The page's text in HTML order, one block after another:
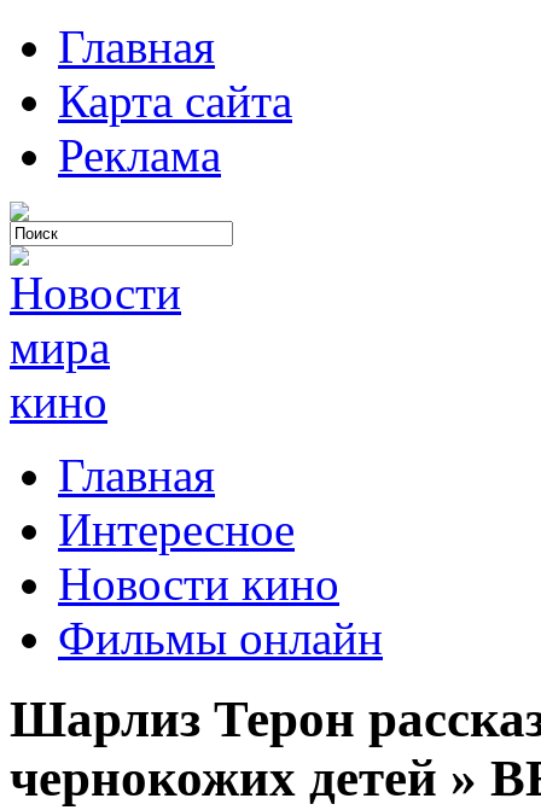
Главная
Карта сайта
Реклама
Главная
Интересное
Новости кино
Фильмы онлайн
Шарлиз Терон
чернокожих детей »